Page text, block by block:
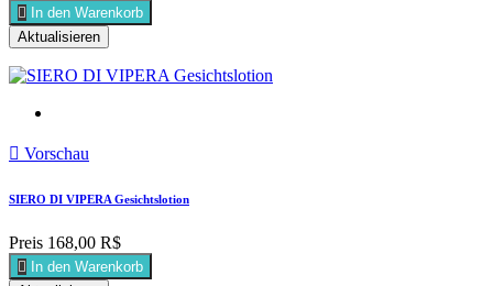
 In den Warenkorb
 Vorschau
SIERO DI VIPERA Gesichtslotion
Preis 168,00 R$
 In den Warenkorb